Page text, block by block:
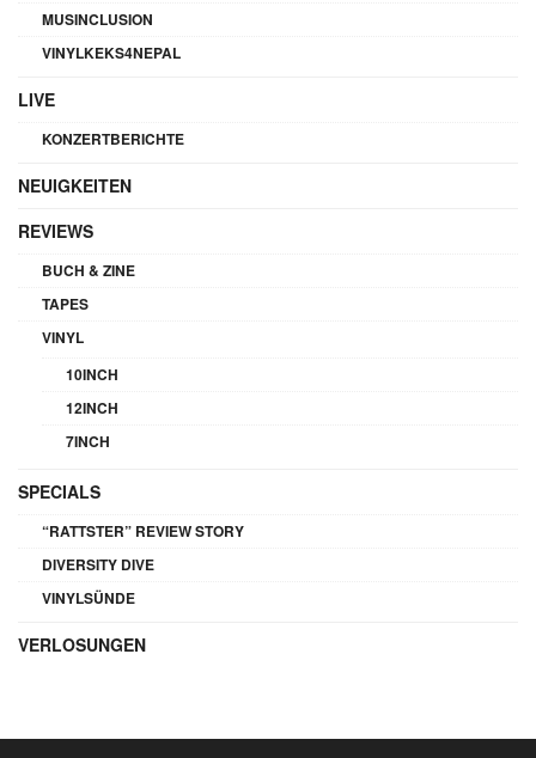
MUSINCLUSION
VINYLKEKS4NEPAL
LIVE
KONZERTBERICHTE
NEUIGKEITEN
REVIEWS
BUCH & ZINE
TAPES
VINYL
10INCH
12INCH
7INCH
SPECIALS
“RATTSTER” REVIEW STORY
DIVERSITY DIVE
VINYLSÜNDE
VERLOSUNGEN